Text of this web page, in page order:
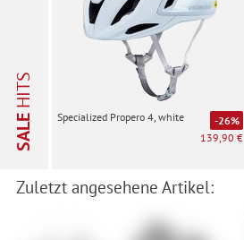
SALE
HITS
Specialized Propero 4, white
-26%
139,90 €
Zuletzt angesehene Artikel: